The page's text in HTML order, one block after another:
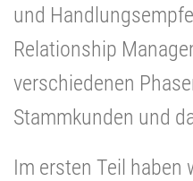
und
Relationship
verschiedenen
Stammkunden und
Im ersten Teil haben